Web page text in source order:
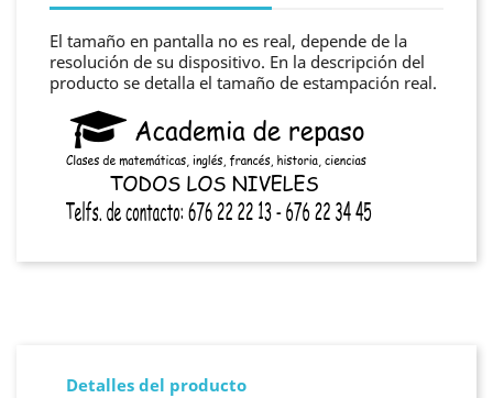
El tamaño en pantalla no es real, depende de la
resolución de su dispositivo. En la descripción del
producto se detalla el tamaño de estampación real.
Detalles del producto